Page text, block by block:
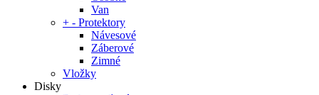
Van
+ - Protektory
Návesové
Záberové
Zimné
Vložky
Disky